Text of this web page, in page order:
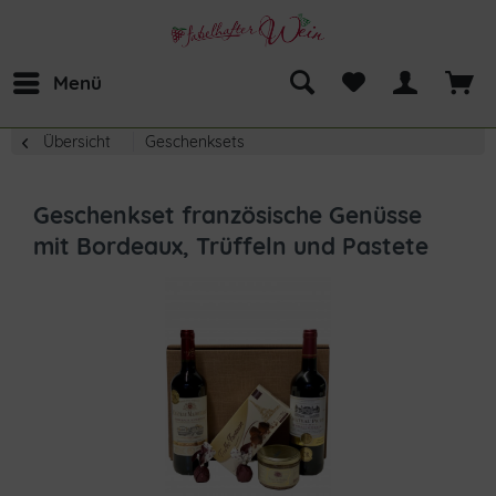
Menü
Übersicht Geschenksets
Geschenkset französische Genüsse
mit Bordeaux, Trüffeln und Pastete